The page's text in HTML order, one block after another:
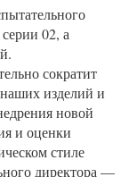
02, а
сократит
изделий и
новой
и оценки
стиле
директора —